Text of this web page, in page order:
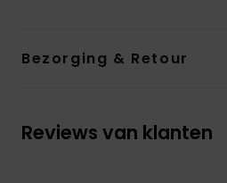
Bezorging & Retour
Reviews van klanten